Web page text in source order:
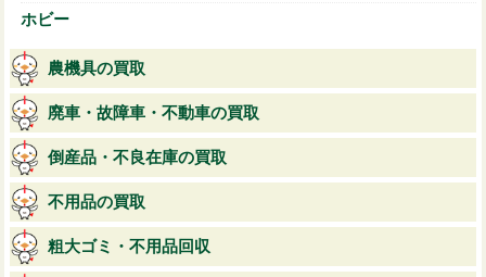
ホビー
農機具の買取
廃車・故障車・不動車の買取
倒産品・不良在庫の買取
不用品の買取
粗大ゴミ・不用品回収